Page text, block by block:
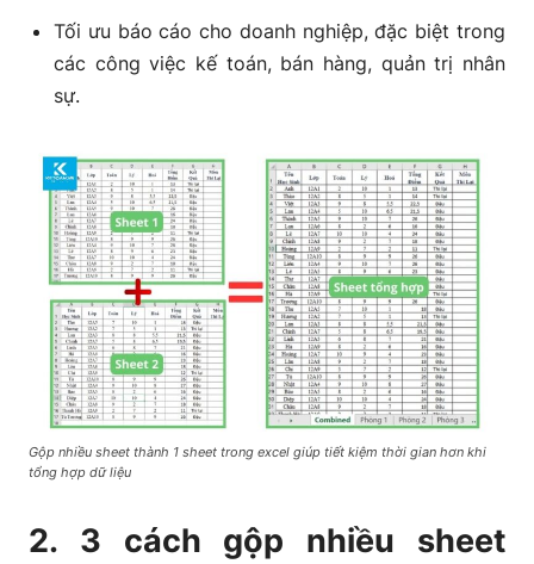
Tối ưu báo cáo cho doanh nghiệp, đặc biệt trong
các công việc kế toán, bán hàng, quản trị nhân
sự.
Gộp nhiều sheet thành 1 sheet trong excel giúp tiết kiệm thời gian hơn khi
tổng hợp dữ liệu
2. 3 cách gộp nhiều sheet